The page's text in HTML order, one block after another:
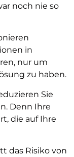
noch nie so
in
nur um
zu haben.
Sie
Denn Ihre
die auf Ihre
das Risiko von